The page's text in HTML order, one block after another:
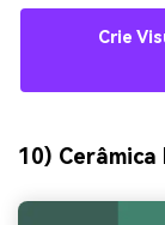
Crie
10) Cerâmica